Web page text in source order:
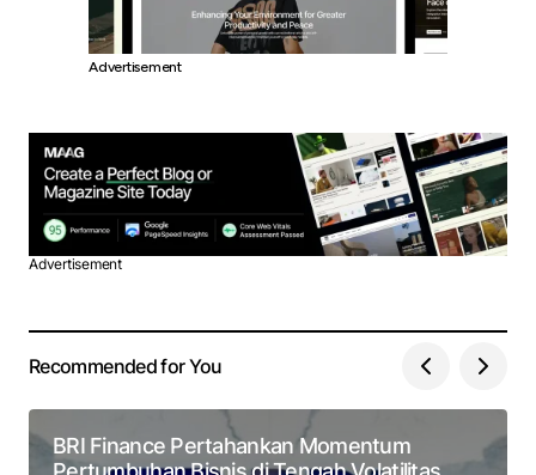
Advertisement
Advertisement
Recommended for You
BRI Finance Pertahankan Momentum